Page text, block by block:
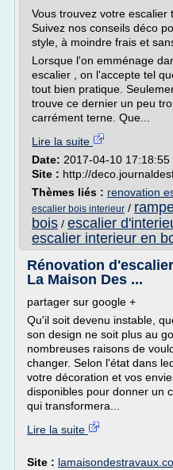
Vous trouvez votre
Suivez nos conseils déco
style, à moindre frais et
Lorsque l'on emménage
escalier , on l'accepte tel
tout bien pratique.
trouve ce dernier un peu
carrément terne. Que...
Lire la suite
Date: 2017-04-10 17:18:55
Site : http://
Thèmes liés : renovation
escalier bois interieur /
bois / escalier
escalier interieur en
Rénovation
La Maison Des ...
partager sur google +
Qu'il soit devenu instable,
son design ne soit plus au
nombreuses raisons de
changer. Selon l'état dans
votre décoration et vos
disponibles pour donner un
qui transformera...
Lire la suite
Site :